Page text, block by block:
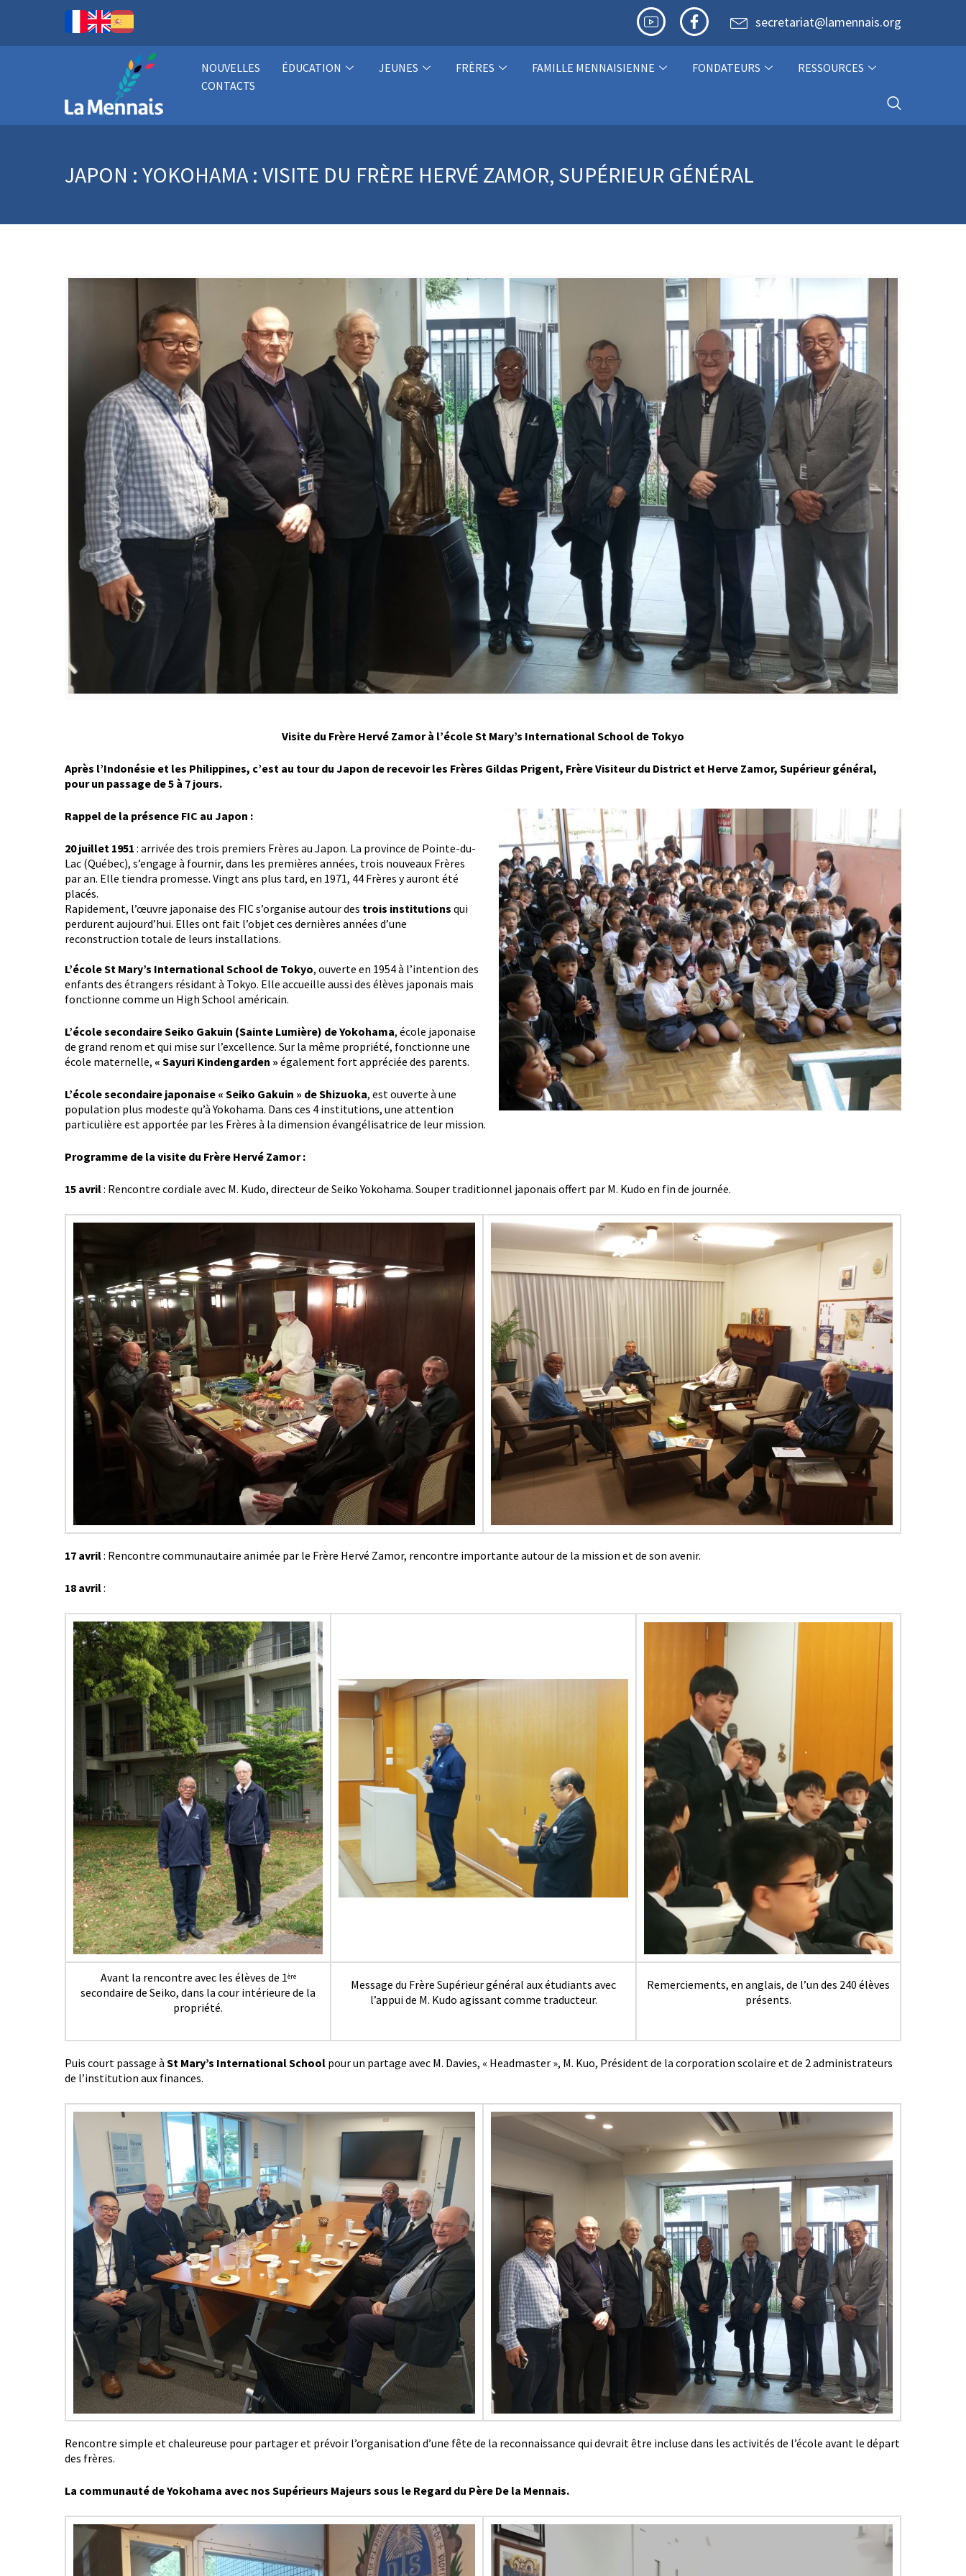
secretariat@lamennais.org
NOUVELLES ÉDUCATION JEUNES FRÈRES FAMILLE MENNAISIENNE FONDATEURS
RESSOURCES
CONTACTS
JAPON : YOKOHAMA : VISITE DU FRÈRE HERVÉ ZAMOR, SUPÉRIEUR GÉNÉRAL
Visite du Frère Hervé Zamor à l’école St Mary’s International School de Tokyo
Après l’Indonésie et les Philippines, c’est au tour du Japon de recevoir les Frères Gildas Prigent, Frère Visiteur du District et Herve Zamor, Supérieur général,
pour un passage de 5 à 7 jours.
Rappel de la présence FIC au Japon :
20 juillet 1951 : arrivée des trois premiers Frères au Japon. La province de Pointe-du-
Lac (Québec), s’engage à fournir, dans les premières années, trois nouveaux Frères
par an. Elle tiendra promesse. Vingt ans plus tard, en 1971, 44 Frères y auront été
placés.
Rapidement, l’œuvre japonaise des FIC s’organise autour des trois institutions qui
perdurent aujourd’hui. Elles ont fait l’objet ces dernières années d’une
reconstruction totale de leurs installations.
L’école St Mary’s International School de Tokyo, ouverte en 1954 à l’intention des
enfants des étrangers résidant à Tokyo. Elle accueille aussi des élèves japonais mais
fonctionne comme un High School américain.
L’école secondaire Seiko Gakuin (Sainte Lumière) de Yokohama, école japonaise
de grand renom et qui mise sur l’excellence. Sur la même propriété, fonctionne une
école maternelle, « Sayuri Kindengarden » également fort appréciée des parents.
L’école secondaire japonaise « Seiko Gakuin » de Shizuoka, est ouverte à une
population plus modeste qu’à Yokohama. Dans ces 4 institutions, une attention
particulière est apportée par les Frères à la dimension évangélisatrice de leur mission.
Programme de la visite du Frère Hervé Zamor :
15 avril: Rencontre cordiale avec M. Kudo, directeur de Seiko Yokohama. Souper traditionnel japonais offert par M. Kudo en fin de journée.
17 avril: Rencontre communautaire animée par le Frère Hervé Zamor, rencontre importante autour de la mission et de son avenir.
18 avril:
Avant la rencontre avec les élèves de 1ère
secondaire de Seiko, dans la cour intérieure de la
propriété.
Message du Frère Supérieur général aux étudiants avec
l’appui de M. Kudo agissant comme traducteur.
Remerciements, en anglais, de l’un des 240 élèves
présents.
Puis court passage à St Mary’s International School pour un partage avec M. Davies, « Headmaster », M. Kuo, Président de la corporation scolaire et de 2 administrateurs
de l’institution aux finances.
Rencontre simple et chaleureuse pour partager et prévoir l’organisation d’une fête de la reconnaissance qui devrait être incluse dans les activités de l’école avant le départ
des frères.
La communauté de Yokohama avec nos Supérieurs Majeurs sous le Regard du Père De la Mennais.